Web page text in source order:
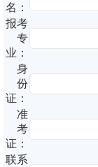
名：
报考
专
业：
身
份
证：
准
考
证：
联系